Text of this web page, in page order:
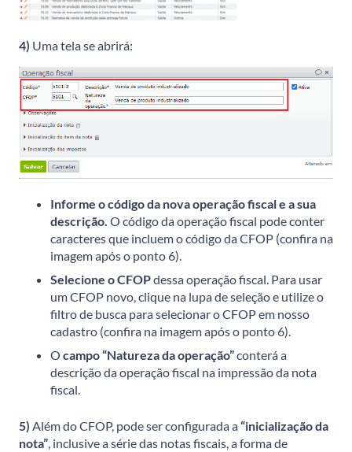
4) Uma tela se abrirá:
Informe o código da nova operação fiscal e a sua
descrição. O código da operação fiscal pode conter
caracteres que incluem o código da CFOP (confira na
imagem após o ponto 6).
Selecione o CFOPdessa operação fiscal. Para usar
um CFOP novo, clique na lupa de seleção e utilize o
filtro de busca para selecionar o CFOP em nosso
cadastro (confira na imagem após o ponto 6).
O campo “Natureza da operação”conterá a
descrição da operação fiscal na impressão da nota
fiscal.
5) Além do CFOP, pode ser configurada a“inicialização da
nota”, inclusive a série das notas fiscais, a forma de